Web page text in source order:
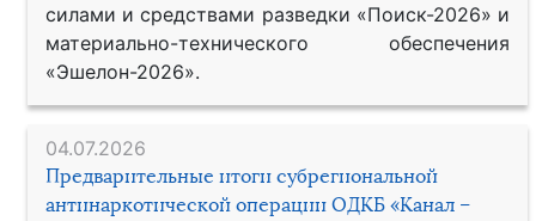
силами и средствами разведки «Поиск-2026» и
материально-технического обеспечения
«Эшелон-2026».
04.07.2026
Предварительные итоги субрегиональной
антинаркотической операции ОДКБ «Канал –